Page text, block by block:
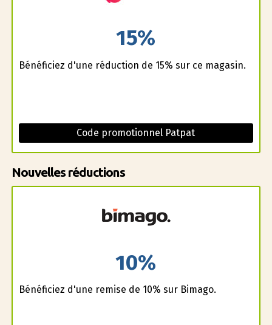
15%
Bénéficiez d'une réduction de 15% sur ce magasin.
Code promotionnel Patpat
Nouvelles réductions
10%
Bénéficiez d'une remise de 10% sur Bimago.